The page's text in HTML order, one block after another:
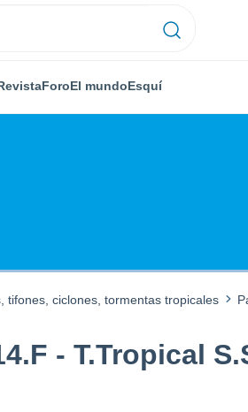
ForoEl mundoEsquí
tifones, ciclones, tormentas tropicales
- T.Tropical